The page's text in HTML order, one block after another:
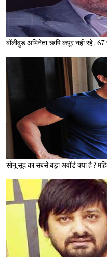
बॉलीवुड अभिनेता ऋषि कपूर नहीं रहे ,
सोनू सूद का सबसे